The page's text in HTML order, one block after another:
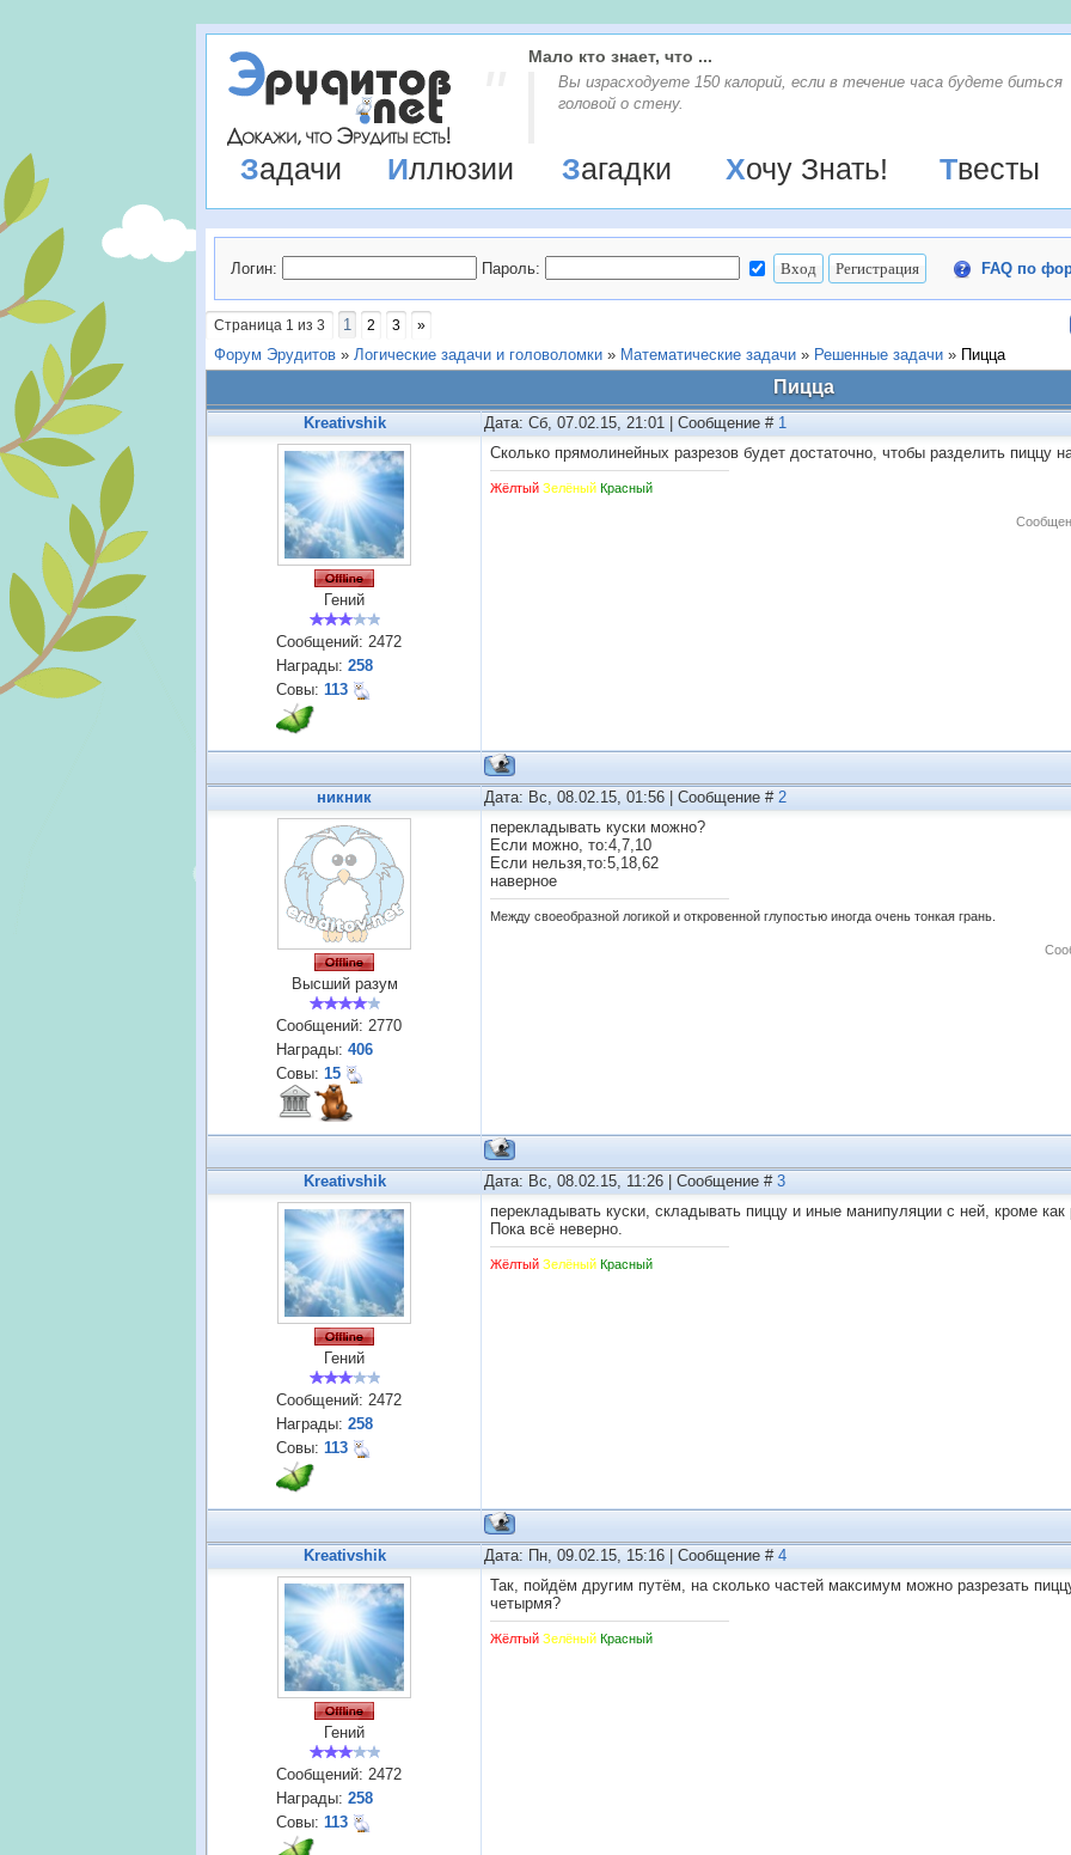
Мало кто знает, что ...
Вы изpасходyете 150 калоpий, если в течение часа бyдете биться
головой о стенy.
Задачи Иллюзии Загадки Хочу Знать! Твесты
Логин: Пароль: FAQ по
Страница 1 из 3 1 2 3 »
Форум Эрудитов » Логические задачи и головоломки » Математические задачи » Решенные задачи » Пицца
Пицца
Kreativshik Дата: Сб, 07.02.15, 21:01 | Сообщение # 1
Гений
Сообщений: 2472
Награды: 258
Совы: 113
Сколько прямолинейных разрезов будет достаточно, чтобы разделить пиццу
Жёлтый Зелёный Красный
никник Дата: Вс, 08.02.15, 01:56 | Сообщение # 2
Высший разум
Сообщений: 2770
Награды: 406
Совы: 15
перекладывать куски можно?
Если можно, то:4,7,10
Если нельзя,то:5,18,62
наверное
Между своеобразной логикой и откровенной глупостью иногда очень тонкая грань.
Kreativshik Дата: Вс, 08.02.15, 11:26 | Сообщение # 3
Гений
Сообщений: 2472
Награды: 258
Совы: 113
перекладывать куски, складывать пиццу и иные манипуляции с ней, кроме как
Пока всё неверно.
Жёлтый Зелёный Красный
Kreativshik Дата: Пн, 09.02.15, 15:16 | Сообщение # 4
Гений
Сообщений: 2472
Награды: 258
Совы: 113
Так, пойдём другим путём, на сколько частей максимум можно разрезать
четырмя?
Жёлтый Зелёный Красный